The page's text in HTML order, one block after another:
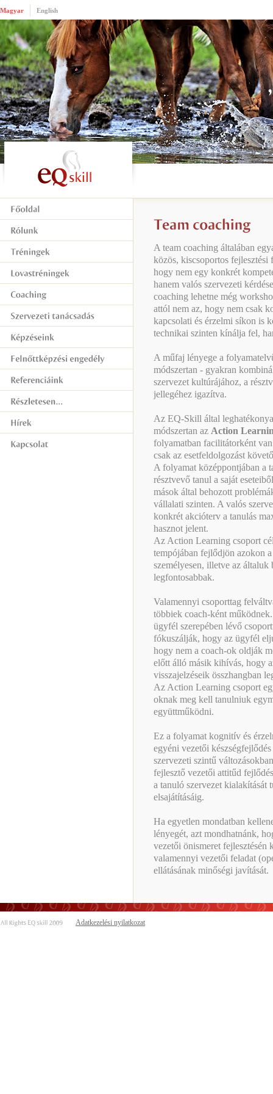
Magyar English
A team coaching általában
közös, kiscsoportos
hogy nem egy konkrét
hanem valós szervezeti
coaching lehetne még
attól nem az, hogy nem csak
kapcsolati és érzelmi síkon is
technikai szinten kínálja fel,
A műfaj lényege a
módszertan - gyakran
szervezet kultúrájához, a
jellegéhez igazítva.
Az EQ-Skill által
módszertan az Action
folyamatban facilitátorként
csak az esetfeldolgozást
A folyamat középpontjában a
résztvevő tanul a saját
mások által behozott
vállalati szinten. A valós
konkrét akcióterv a tanulás
hasznot jelent.
Az Action Learning csoport
tempójában fejlődjön azokon
személyesen, illetve az általuk
legfontosabbak.
Valamennyi csoporttag
többiek coach-ként
ügyfél szerepében lévő
fókuszálják, hogy az ügyfél
hogy nem a coach-ok oldják
előtt álló másik kihívás, hogy
visszajelzéseik összhangban
Az Action Learning csoport
oknak meg kell tanulniuk
együttműködni.
Ez a folyamat kognitív és
egyéni vezetői
szervezeti szintű
fejlesztő vezetői attitűd
a tanuló szervezet kialakítását
elsajátításáig.
Ha egyetlen mondatban
lényegét, azt mondhatnánk,
vezetői önismeret
valamennyi vezetői feladat
ellátásának minőségi javítását.
Adatkezelési nyilatkozat